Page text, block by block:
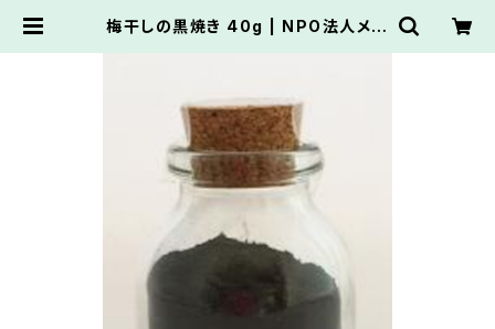
梅干しの黒焼き 40g | NPO法人メダ